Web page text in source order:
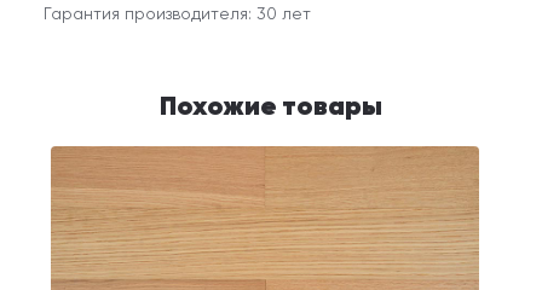
Гарантия производителя: 30 лет
Похожие товары